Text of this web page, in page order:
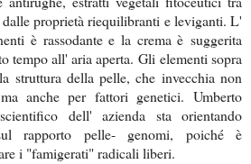
dalle proprietà riequilibranti e leviganti. L'
è rassodante e la crema è suggerita
tempo all' aria aperta. Glielementi sopra
struttura della pelle, che invecchia non
anche per fattori genetici. Umberto
dell' azienda sta orientando
rapporto pelle- genomi, poiché è
i "famigerati" radicali liberi.